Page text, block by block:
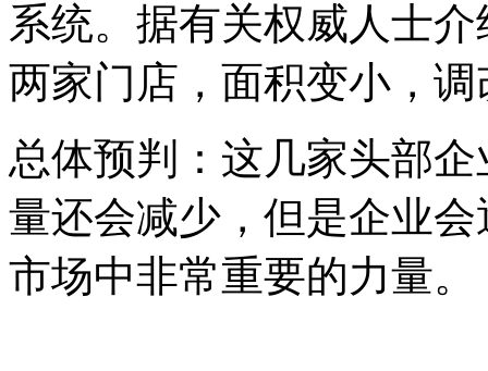
系统。据有关权威人士
两家门店，面积变小，
总体预判：这几家头部
量还会减少，但是企业
市场中非常重要的力量。